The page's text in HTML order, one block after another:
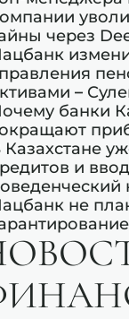
через
–
банки
Казахстане
и
не